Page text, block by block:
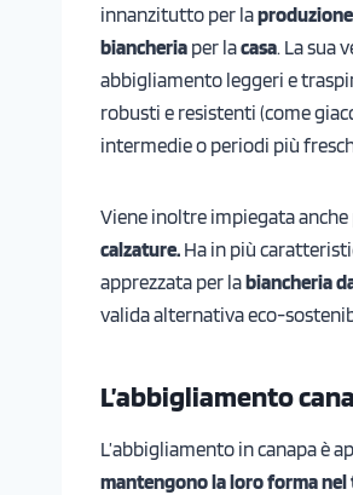
innanzitutto per la
biancheria per lacasa. La sua
abbigliamento leggeri e
robusti e resistenti (come
intermedie o periodi più
Viene inoltre impiegata
calzature. Ha in più
apprezzata per labiancheria
valida alternativa eco-
L’abbigliamento
L’abbigliamento in canapa è
mantengono la loro forma nel